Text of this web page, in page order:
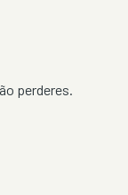
perderes.